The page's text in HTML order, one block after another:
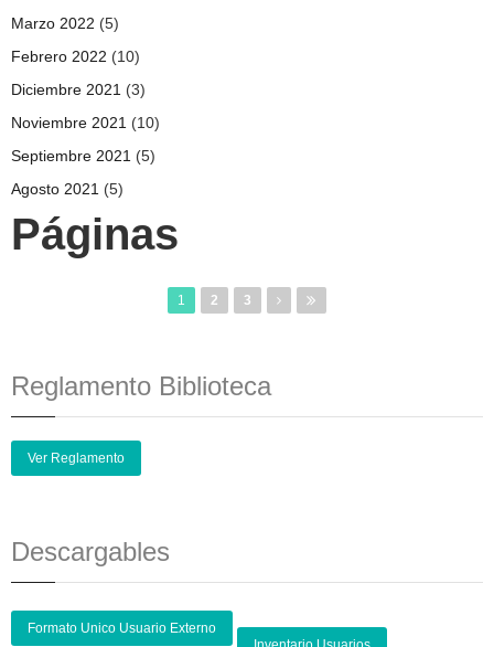
Marzo 2022 (5)
Febrero 2022 (10)
Diciembre 2021 (3)
Noviembre 2021 (10)
Septiembre 2021 (5)
Agosto 2021 (5)
Páginas
1 2 3
Reglamento Biblioteca
Ver Reglamento
Descargables
Formato Unico Usuario Externo